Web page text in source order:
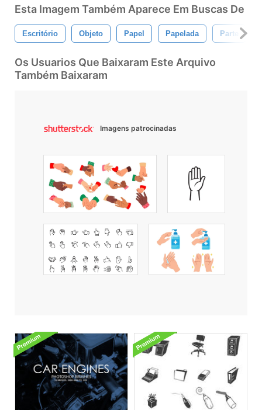
Esta Imagem Também Aparece Em Buscas De
Escritório Objeto Papel Papelada Parte
Os Usuarios Que Baixaram Este Arquivo
Também Baixaram
Imagens patrocinadas